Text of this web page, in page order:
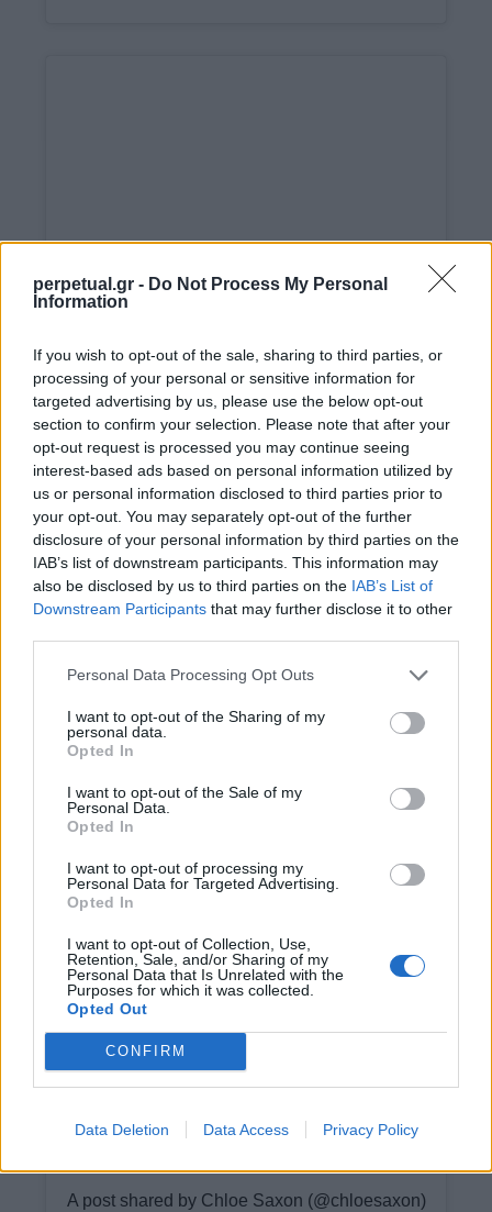
perpetual.gr - Do Not Process My Personal
Information
If you wish to opt-out of the sale, sharing to third parties, or
processing of your personal or sensitive information for
targeted advertising by us, please use the below opt-out
section to confirm your selection. Please note that after your
opt-out request is processed you may continue seeing
interest-based ads based on personal information utilized by
us or personal information disclosed to third parties prior to
your opt-out. You may separately opt-out of the further
disclosure of your personal information by third parties on the
IAB’s list of downstream participants. This information may
also be disclosed by us to third parties on the IAB’s List of
Downstream Participants that may further disclose it to other
Personal Data Processing Opt Outs
I want to opt-out of the Sharing of my
personal data.
Opted In
I want to opt-out of the Sale of my
Personal Data.
Opted In
I want to opt-out of processing my
Personal Data for Targeted Advertising.
Opted In
I want to opt-out of Collection, Use,
Retention, Sale, and/or Sharing of my
Personal Data that Is Unrelated with the
Purposes for which it was collected.
Opted Out
CONFIRM
Data Deletion Data Access Privacy Policy
View this post on Instagram
A post shared by Chloe Saxon (@chloesaxon)
View this post on Instagram
A post shared by Chloe Saxon (@chloesaxon)